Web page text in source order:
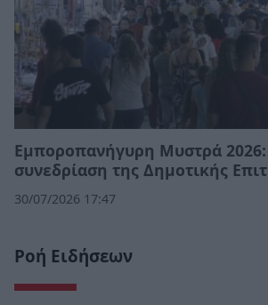
Εμποροπανήγυρη Μυστρά
συνεδρίαση της Δημοτικής
30/07/2026 17:47
Ροή Ειδήσεων